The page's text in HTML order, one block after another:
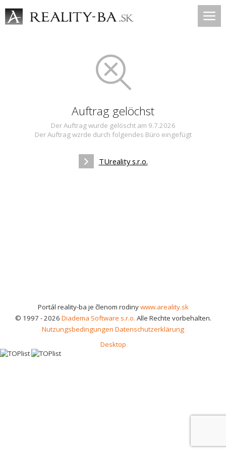
Auftrag gelöchst
Der Auftrag wurde gelöscht am 9.7.2026
Der Auftrag wzrde durch folgendes Büro eingefügt
TUreality s.r.o.
Portál reality-ba je členom rodinywww.areality.sk
© 1997 - 2026 Diadema Software s.r.o. Alle Rechte vorbehalten.
Nutzungsbedingungen Datenschutzerklärung
Desktop